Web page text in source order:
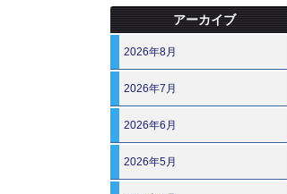
アーカイブ
2026年8月
2026年7月
2026年6月
2026年5月